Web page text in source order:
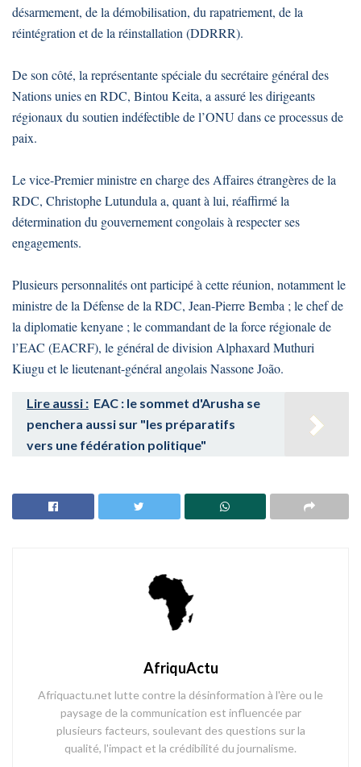
désarmement, de la démobilisation, du rapatriement, de la
réintégration et de la réinstallation (DDRRR).
De son côté, la représentante spéciale du secrétaire général des
Nations unies en RDC, Bintou Keita, a assuré les dirigeants
régionaux du soutien indéfectible de l’ONU dans ce processus de
paix.
Le vice-Premier ministre en charge des Affaires étrangères de la
RDC, Christophe Lutundula a, quant à lui, réaffirmé la
détermination du gouvernement congolais à respecter ses
engagements.
Plusieurs personnalités ont participé à cette réunion, notamment le
ministre de la Défense de la RDC, Jean-Pierre Bemba ; le chef de
la diplomatie kenyane ; le commandant de la force régionale de
l’EAC (EACRF), le général de division Alphaxard Muthuri
Kiugu et le lieutenant-général angolais Nassone João.
Lire aussi : EAC : le sommet d'Arusha se
penchera aussi sur "les préparatifs
vers une fédération politique"
AfriquActu
Afriquactu.net lutte contre la désinformation à l'ère ou le
paysage de la communication est influencée par
plusieurs facteurs, soulevant des questions sur la
qualité, l'impact et la crédibilité du journalisme.